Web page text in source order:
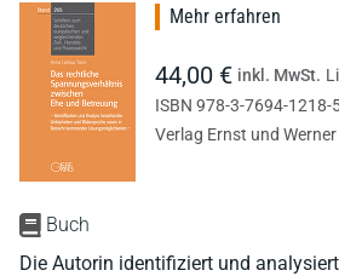
Buch
Die Autorin identifiziert und
Mehr erfahren
44,00 € inkl. MwSt.
ISBN 978-3-7694-1218-
Verlag Ernst und